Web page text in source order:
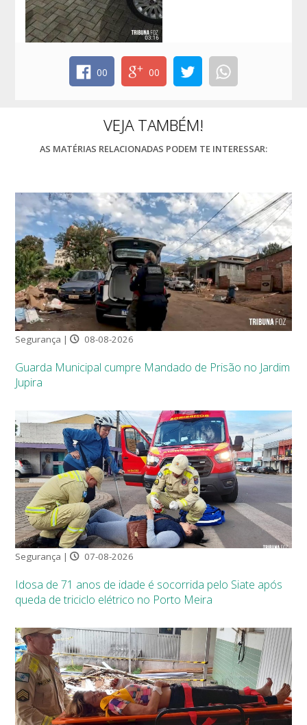
00 00
VEJA TAMBÉM!
AS MATÉRIAS RELACIONADAS PODEM TE INTERESSAR:
Segurança | 08-08-2026
Guarda Municipal cumpre Mandado de Prisão no Jardim
Jupira
Segurança | 07-08-2026
Idosa de 71 anos de idade é socorrida pelo Siate após
queda de triciclo elétrico no Porto Meira